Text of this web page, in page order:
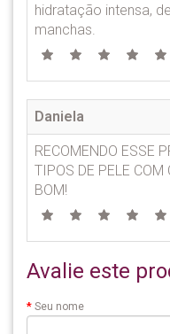
hidratação intensa,
manchas.
Daniela
RECOMENDO ESSE
TIPOS DE PELE COM
BOM!
Avalie este
Seu nome